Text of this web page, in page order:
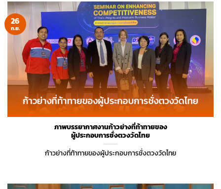
ภาพบรรยากาศงานก้าวย่างที่ท้าทายของ
ผู้ประกอบการชั่งตวงวัดไทย
ก้าวย่างที่ท้าทายของผู้ประกอบการชั่งตวงวัดไทย
26
ก.ย.